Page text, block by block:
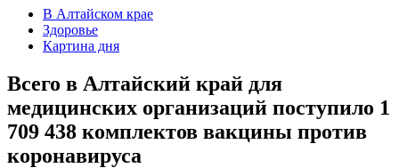
В Алтайском крае
Здоровье
Картина дня
Всего в Алтайский край для
медицинских организаций поступило 1
709 438 комплектов вакцины против
коронавируса